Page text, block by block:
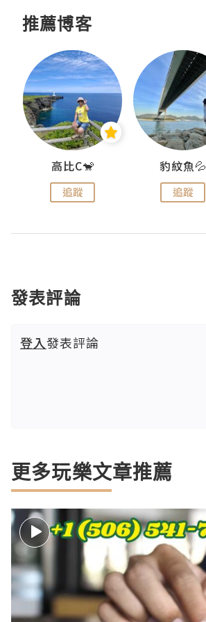
推薦博客
高比C🐒
追蹤
豹紋魚💦
追蹤
發表評論
登入發表評論
更多玩樂文章推薦